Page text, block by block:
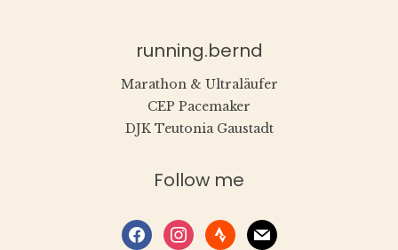
running.bernd
Marathon & Ultraläufer
CEP Pacemaker
DJK Teutonia Gaustadt
Follow me
facebookinstagram
stravamail